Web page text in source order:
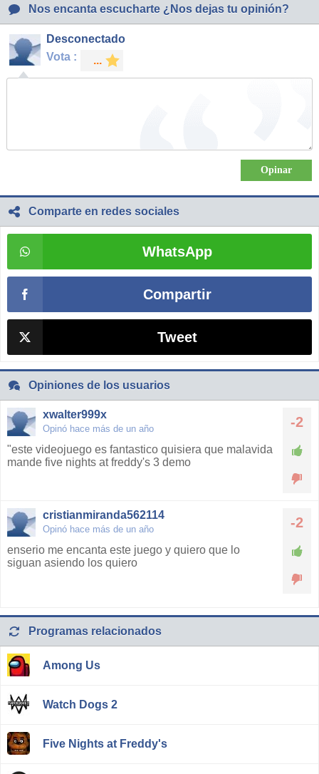
Nos encanta escucharte ¿Nos dejas tu opinión?
Desconectado
Vota :
Comparte en redes sociales
WhatsApp
Compartir
Tweet
Opiniones de los usuarios
xwalter999x
Opinó hace más de un año
"este videojuego es fantastico quisiera que malavida
mande five nights at freddy's 3 demo
-2
cristianmiranda562114
Opinó hace más de un año
enserio me encanta este juego y quiero que lo
siguan asiendo los quiero
-2
Programas relacionados
Among Us
Watch Dogs 2
Five Nights at Freddy's